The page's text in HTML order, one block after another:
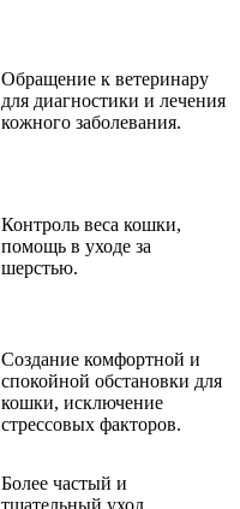
Обращение к ветеринару
для диагностики и лечения
кожного заболевания.
Контроль веса кошки,
помощь в уходе за
шерстью.
Создание комфортной и
спокойной обстановки для
кошки, исключение
стрессовых факторов.
Более частый и
тщательный уход,